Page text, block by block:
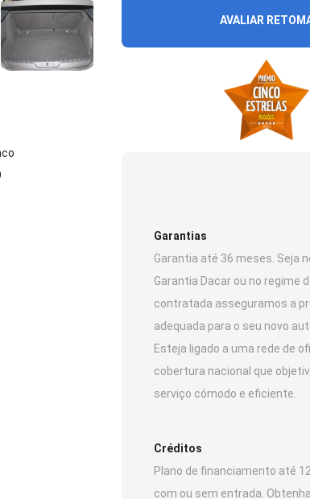
AVALIAR
Garantias
Garantia até 36 meses. Seja
Garantia Dacar ou no regime
contratada asseguramos a
adequada para o seu novo
Esteja ligado a uma rede de
cobertura nacional que
serviço cómodo e eficiente.
Créditos
Plano de financiamento até
com ou sem entrada.